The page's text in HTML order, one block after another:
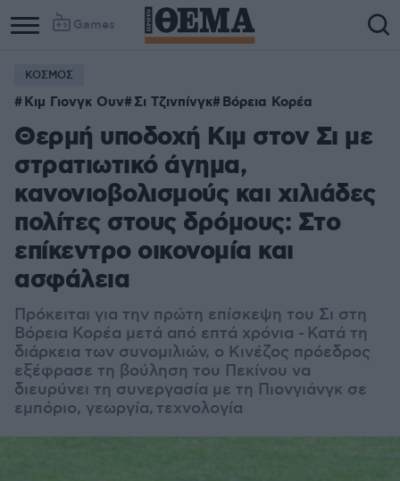
Games
ΚΟΣΜΟΣ
Κιμ Γιονγκ Ουν Σι Τζινπίνγκ Βόρεια Κορέα
Θερμή υποδοχή Κιμ στον Σι με
στρατιωτικό άγημα,
κανονιοβολισμούς και χιλιάδες
πολίτες στους δρόμους: Στο
επίκεντρο οικονομία και
ασφάλεια
Πρόκειται για την πρώτη επίσκεψη του Σι στη
Βόρεια Κορέα μετά από επτά χρόνια - Κατά τη
διάρκεια των συνομιλιών, ο Κινέζος πρόεδρος
εξέφρασε τη βούληση του Πεκίνου να
διευρύνει τη συνεργασία με τη Πιονγιάνγκ σε
εμπόριο, γεωργία, τεχνολογία